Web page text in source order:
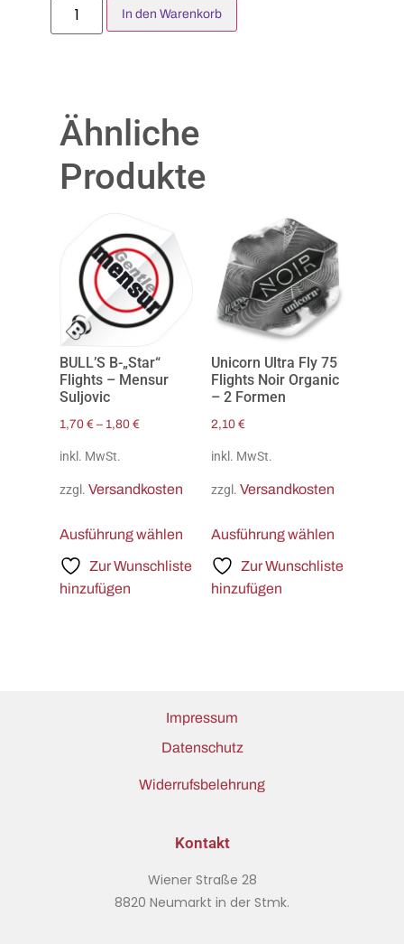
In den Warenkorb
Ähnliche
Produkte
BULL’S B-„Star“
Flights – Mensur
Suljovic
1,70 € – 1,80 €
inkl. MwSt.
zzgl. Versandkosten
Ausführung wählen
Zur Wunschliste
hinzufügen
Unicorn Ultra Fly 75
Flights Noir Organic
– 2 Formen
2,10 €
inkl. MwSt.
zzgl. Versandkosten
Ausführung wählen
Zur Wunschliste
hinzufügen
Impressum
Datenschutz
Widerrufsbelehrung
Kontakt
Wiener Straße 28
8820 Neumarkt in der Stmk.